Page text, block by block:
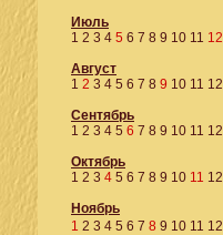
Июль
1 2 3 4 5 6 7 8 9 10 11 12
Август
1 2 3 4 5 6 7 8 9 10 11 12
Сентябрь
1 2 3 4 5 6 7 8 9 10 11 12
Октябрь
1 2 3 4 5 6 7 8 9 10 11 12
Ноябрь
1 2 3 4 5 6 7 8 9 10 11 12